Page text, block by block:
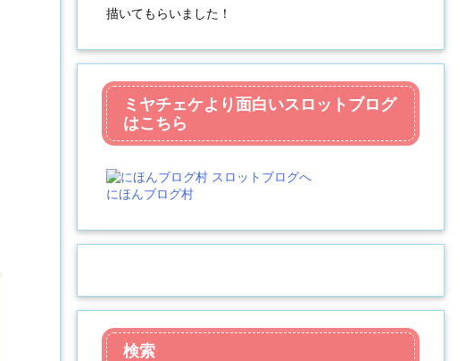
描いてもらいました！
ミヤチェケより面白いスロットブログ
はこちら
にほんブログ村
検索